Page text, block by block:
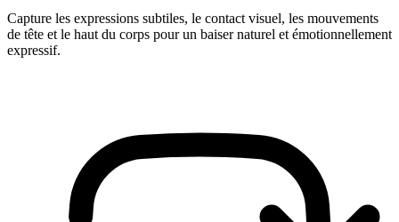
Capture les expressions subtiles, le contact visuel, les mouvements
de tête et le haut du corps pour un baiser naturel et émotionnellement
expressif.